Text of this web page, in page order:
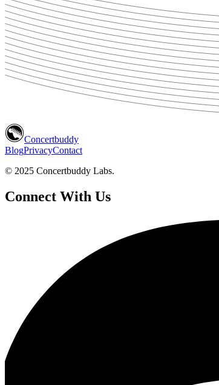
Concertbuddy
BlogPrivacyContact
© 2025 Concertbuddy Labs.
Connect With Us